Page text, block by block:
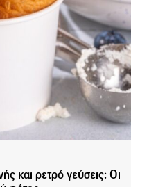
και ρετρό γεύσεις: Οι